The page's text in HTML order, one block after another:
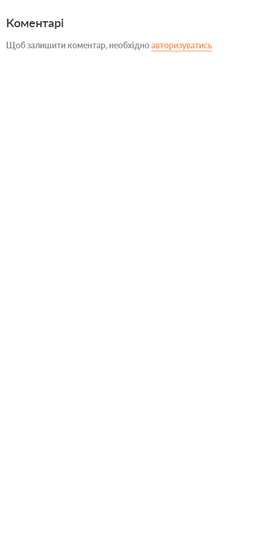
Коментарі
Щоб залишити коментар, необхідноавторизуватись